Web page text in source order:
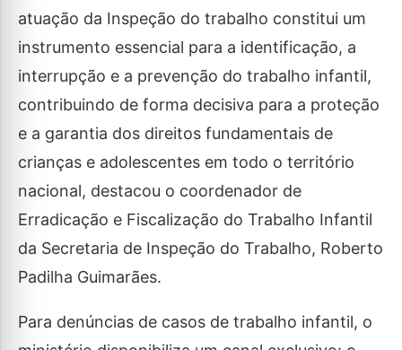
atuação da Inspeção do trabalho constitui um
instrumento essencial para a identificação, a
interrupção e a prevenção do trabalho infantil,
contribuindo de forma decisiva para a proteção
e a garantia dos direitos fundamentais de
crianças e adolescentes em todo o território
nacional, destacou o coordenador de
Erradicação e Fiscalização do Trabalho Infantil
da Secretaria de Inspeção do Trabalho, Roberto
Padilha Guimarães.
Para denúncias de casos de trabalho infantil, o